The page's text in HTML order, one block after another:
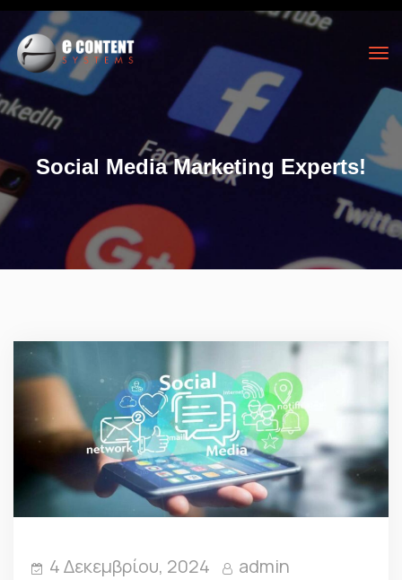
Social Media Marketing Experts!
4 Δεκεμβρίου, 2024
admin